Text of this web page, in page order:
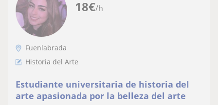
18€/h
Fuenlabrada
Historia del Arte
Estudiante universitaria de historia del
arte apasionada por la belleza del arte